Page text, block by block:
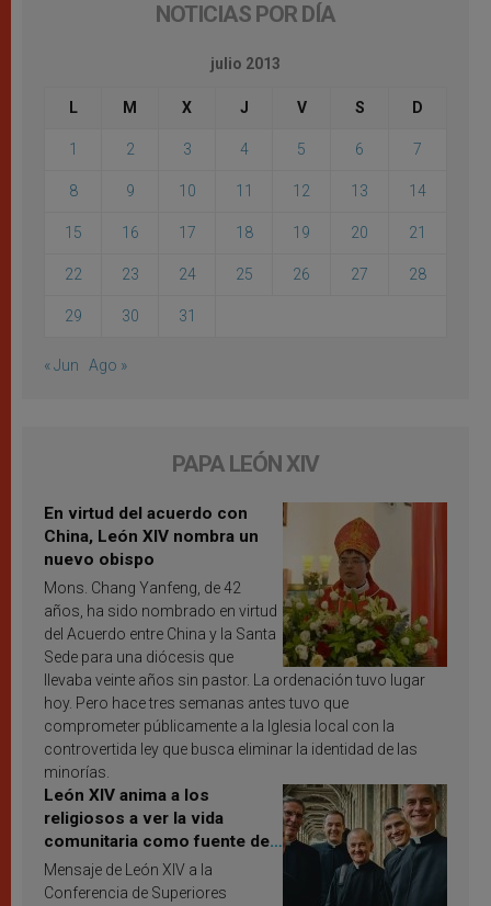
NOTICIAS POR DÍA
julio 2013
L M X J V S D
1 2 3 4 5 6 7
8 9 10 11 12 13 14
15 16 17 18 19 20 21
22 23 24 25 26 27 28
29 30 31
« Jun Ago »
PAPA LEÓN XIV
En virtud del acuerdo con
China, León XIV nombra un
nuevo obispo
Mons. Chang Yanfeng, de 42
años, ha sido nombrado en virtud
del Acuerdo entre China y la Santa
Sede para una diócesis que
llevaba veinte años sin pastor. La ordenación tuvo lugar
hoy. Pero hace tres semanas antes tuvo que
comprometer públicamente a la Iglesia local con la
controvertida ley que busca eliminar la identidad de las
minorías.
León XIV anima a los
religiosos a ver la vida
comunitaria como fuente de
inspiración y santificación
Mensaje de León XIV a la
Conferencia de Superiores